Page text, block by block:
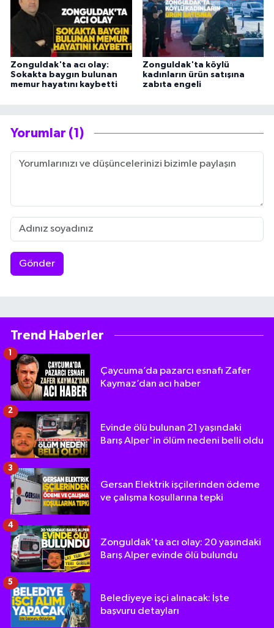
Zonguldak'ta acı olay:
Sokakta baygın bulunan
memur hayatını kaybetti
Zonguldak'ta köylü
kadınların ürün satışına
zabıta engeli
Yorumlar (1)
Gönder
Trend Haberler
Çaycuma’da pazarcı esnafı Zafer
Kaymaz’dan acı haber
Evinde ölü bulunan 21 yaşındaki
Barış Alper'in ölüm nedeni belli oldu
2
Gersan Elektrik işçilerinden ödeme
ve çalışma koşullarına tepki
3
Zonguldak'ta acı olay: 20 yaşındaki
Barış Alper evinde ölü bulundu
4
Belediyeye işçi alınacak: İşte
başvuru detayları
5